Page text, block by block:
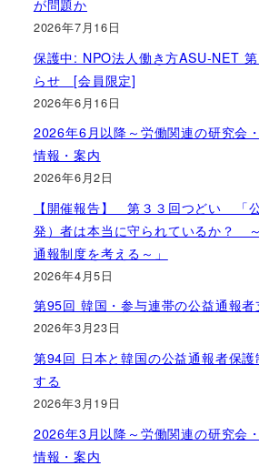
が問題か
2026年7月16日
保護中: NPO法人働き方ASU-NET
らせ [会員限定]
2026年6月16日
2026年6月以降～労働関連の研究会
情報・案内
2026年6月2日
【開催報告】 第３３回つどい 「
発）者は本当に守られているか？
通報制度を考える～」
2026年4月5日
第95回 韓国・参与連帯の公益通報者
2026年3月23日
第94回 日本と韓国の公益通報者保
する
2026年3月19日
2026年3月以降～労働関連の研究会
情報・案内